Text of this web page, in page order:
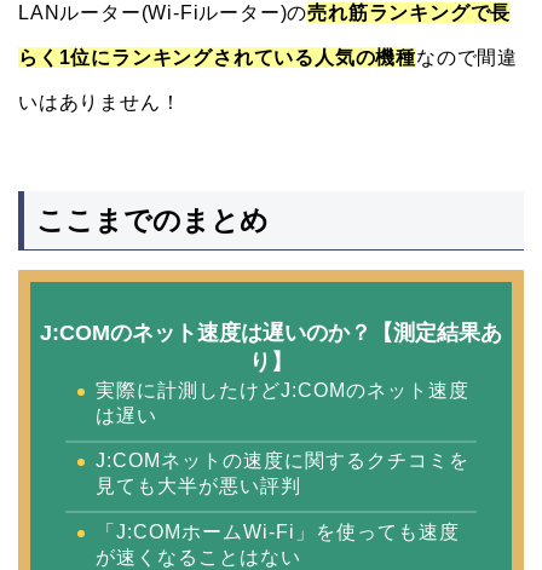
LANルーター(Wi-Fiルーター)の売れ筋ランキングで長
らく1位にランキングされている人気の機種なので間違
いはありません！
ここまでのまとめ
J:COMのネット速度は遅いのか？【測定結果あ
り】
実際に計測したけどJ:COMのネット速度
は遅い
J:COMネットの速度に関するクチコミを
見ても大半が悪い評判
「J:COMホームWi-Fi」を使っても速度
が速くなることはない